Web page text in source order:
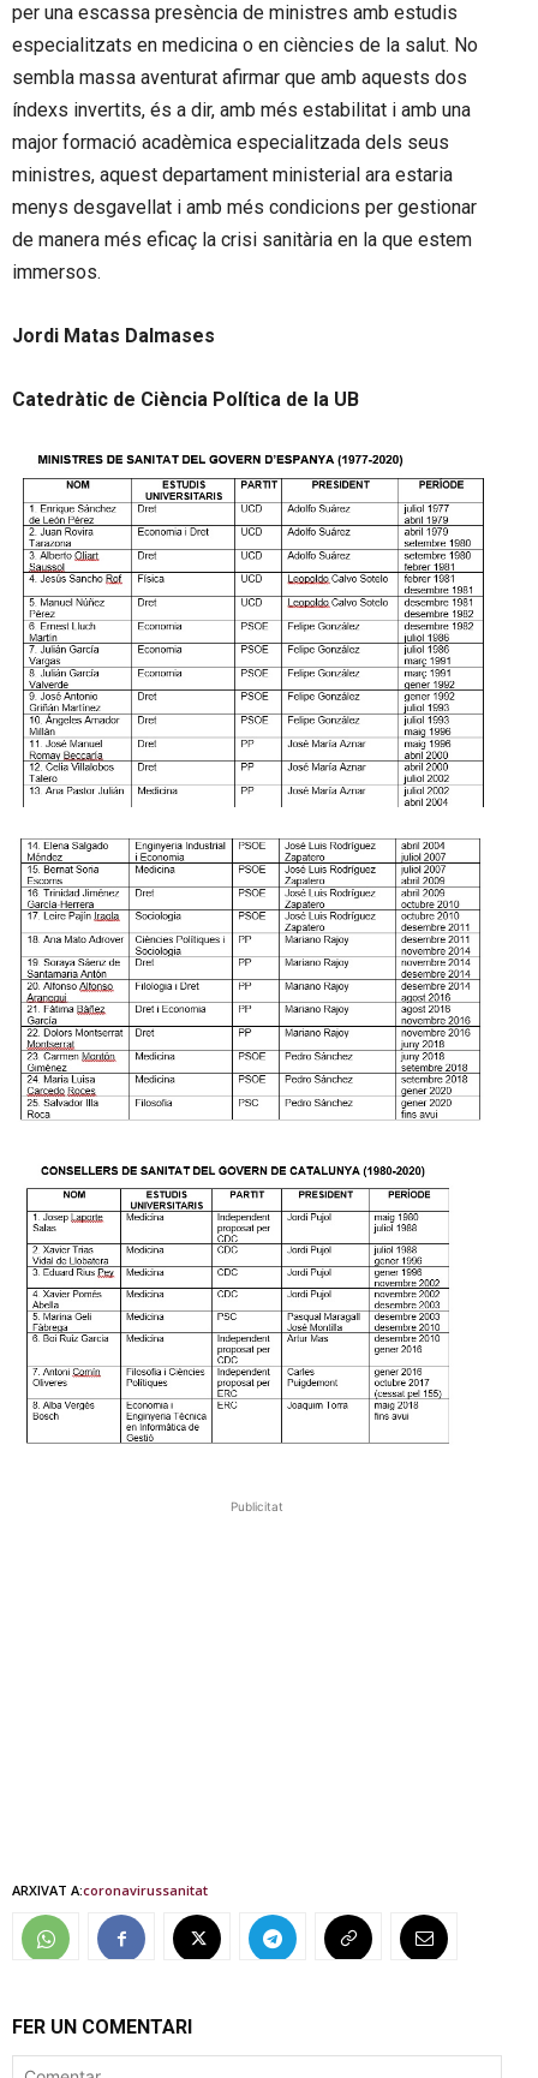
per una escassa presència de ministres amb estudis
especialitzats en medicina o en ciències de la salut. No
sembla massa aventurat afirmar que amb aquests dos
índexs invertits, és a dir, amb més estabilitat i amb una
major formació acadèmica especialitzada dels seus
ministres, aquest departament ministerial ara estaria
menys desgavellat i amb més condicions per gestionar
de manera més eficaç la crisi sanitària en la que estem
immersos.
Jordi Matas Dalmases
Catedràtic de Ciència Política de la UB
Publicitat
ARXIVAT A:coronavirussanitat
FER UN COMENTARI